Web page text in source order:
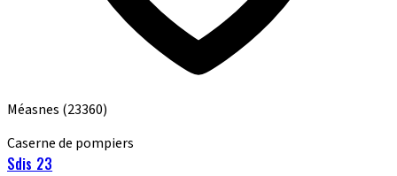
Méasnes (23360)
Caserne de pompiers
Sdis 23